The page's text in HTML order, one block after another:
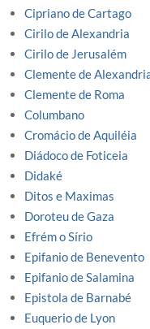
Cipriano de Cartago
Cirilo de Alexandria
Cirilo de Jerusalém
Clemente de
Clemente de Roma
Columbano
Cromácio de Aquiléia
Diádoco de Foticeia
Didaké
Ditos e Maximas
Doroteu de Gaza
Efrém o Sírio
Epifanio de Benevento
Epifanio de Salamina
Epistola de Barnabé
Euquerio de Lyon